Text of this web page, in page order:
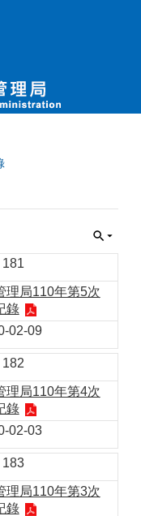
181
理局110年第5次
錄
02-09
182
理局110年第4次
錄
02-03
183
理局110年第3次
錄